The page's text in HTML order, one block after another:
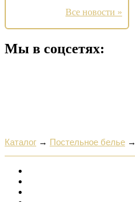
Все новости »
Мы в соцсетях:
Каталог → Постельное белье →